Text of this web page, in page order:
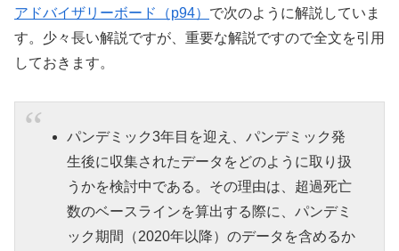
アドバイザリーボード（p94） で次のように解説していま
す。少々長い解説ですが、重要な解説ですので全文を引用
しておきます。
パンデミック3年目を迎え、パンデミック発
生後に収集されたデータをどのように取り扱
うかを検討中である。その理由は、超過死亡
数のベースラインを算出する際に、パンデミ
ック期間（2020年以降）のデータを含めるか